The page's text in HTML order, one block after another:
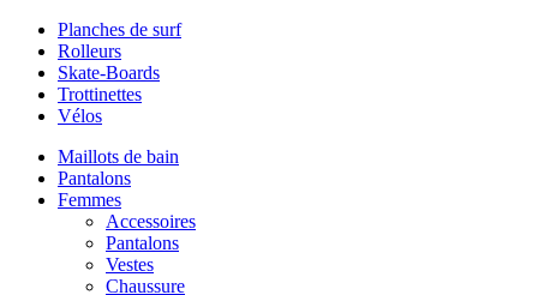
Planches de surf
Rolleurs
Skate-Boards
Trottinettes
Vélos
Maillots de bain
Pantalons
Femmes
Accessoires
Pantalons
Vestes
Chaussure